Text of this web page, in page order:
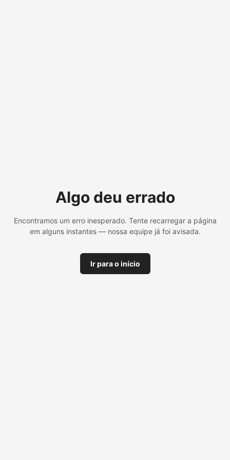
Algo deu errado
Encontramos um erro inesperado. Tente recarregar a página
em alguns instantes — nossa equipe já foi avisada.
Ir para o início